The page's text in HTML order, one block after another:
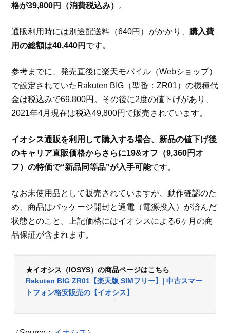
格が39,800円（消費税込み） 。
通販利用時には別途配送料（640円）がかかり、 購入費
用の総額は40,440円 です。
参考までに、発売直後に楽天モバイル（Webショップ）
で設定されていたRakuten BIG（型番：ZR01）の機種代
金は税込みで69,800円。その後に2度の値下げがあり、
2021年4月現在は税込49,800円で販売されています。
イオシス通販を利用して購入する場合、新品の値下げ後
のキャリア直販価格からさらに19&オフ（9,360円オ
フ）の特価で“新品同等品”が入手可能です。
なお未使用品として販売されていますが、動作確認のた
め、商品はパッケージ開封と通電（電源投入）が済んだ
状態とのこと。上記価格にはイオシスによる6ヶ月の商
品保証が含まれます。
★イオシス（IOSYS）の商品ページはこちら
Rakuten BIG ZR01【楽天版 SIMフリー】| 中古スマー
トフォン格安販売の【イオシス】